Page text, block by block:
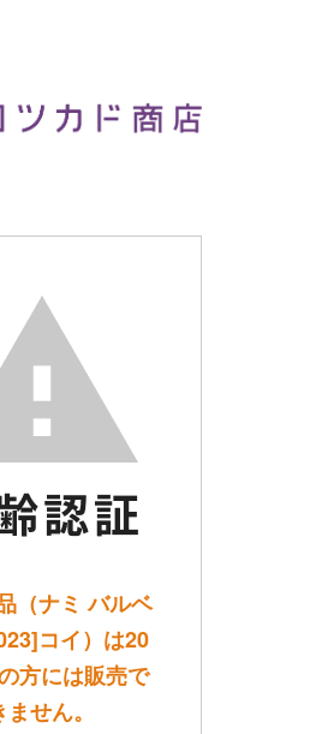
（ナミ バルベ
コイ）は20
方には販売で
ません。